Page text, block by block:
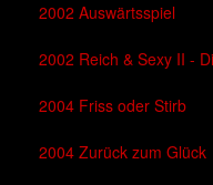
2002 Auswärtsspiel
2002 Reich & Sexy II -
2004 Friss oder Stirb
2004 Zurück zum Glück